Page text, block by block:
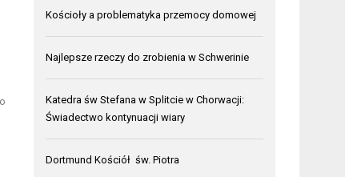
Kościoły a problematyka przemocy domowej
Najlepsze rzeczy do zrobienia w Schwerinie
Katedra św Stefana w Splitcie w Chorwacji:
Świadectwo kontynuacji wiary
Dortmund Kościół św. Piotra